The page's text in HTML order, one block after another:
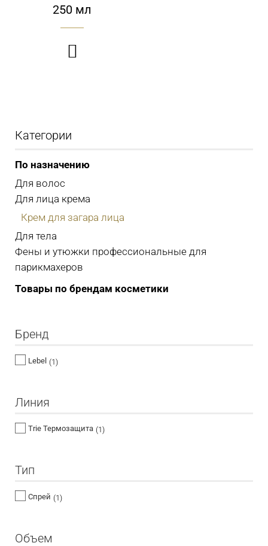
250 мл

Категории
По назначению
Для волос
Для лица крема
Крем для загара лица
Для тела
Фены и утюжки профессиональные для
парикмахеров
Товары по брендам косметики
Бренд
Lebel (1)
Линия
Trie Термозащита (1)
Тип
Спрей (1)
Объем